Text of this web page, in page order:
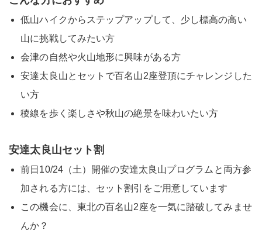
低山ハイクからステップアップして、少し標高の高い
山に挑戦してみたい方
会津の自然や火山地形に興味がある方
安達太良山とセットで百名山2座登頂にチャレンジした
い方
稜線を歩く楽しさや秋山の絶景を味わいたい方
安達太良山セット割
前日10/24（土）開催の安達太良山プログラムと両方参
加される方には、セット割引をご用意しています
この機会に、東北の百名山2座を一気に踏破してみませ
んか？